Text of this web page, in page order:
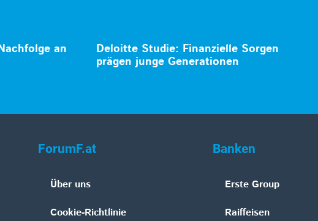
an
Deloitte Studie: Finanzielle Sorgen
prägen junge Generationen
ForumF.at
Über uns
Cookie-Richtlinie
Banken
Erste Group
Raiffeisen